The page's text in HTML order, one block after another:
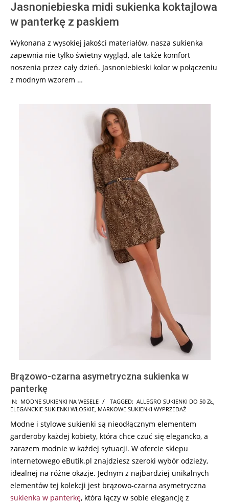
Jasnoniebieska midi sukienka koktajlowa
w panterkę z paskiem
Wykonana z wysokiej jakości materiałów, nasza sukienka
zapewnia nie tylko świetny wygląd, ale także komfort
noszenia przez cały dzień. Jasnoniebieski kolor w połączeniu
z modnym wzorem …
Brązowo-czarna asymetryczna sukienka w
panterkę
2025-
05-
02
IN: MODNE SUKIENKI NA WESELE TAGGED: ALLEGRO SUKIENKI DO 50 ZŁ
ELEGANCKIE SUKIENKI WŁOSKIE MARKOWE SUKIENKI WYPRZEDAŻ
Modne i stylowe sukienki są nieodłącznym elementem
garderoby każdej kobiety, która chce czuć się elegancko, a
zarazem modnie w każdej sytuacji. W ofercie sklepu
internetowego eButik.pl znajdziesz szeroki wybór odzieży,
idealnej na różne okazje. Jednym z najbardziej unikalnych
elementów tej kolekcji jest brązowo-czarna asymetryczna
sukienka w panterkę, która łączy w sobie elegancję z